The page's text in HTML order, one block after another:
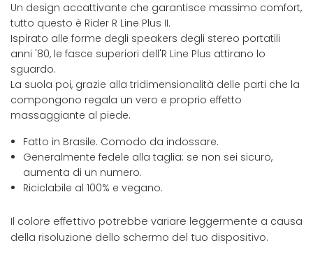
Un design accattivante che garantisce massimo comfort,
tutto questo è Rider R Line Plus II.
Ispirato alle forme degli speakers degli stereo portatili
anni '80, le fasce superiori dell'R Line Plus attirano lo
sguardo.
La suola poi, grazie alla tridimensionalità delle parti che la
compongono regala un vero e proprio effetto
massaggiante al piede.
Fatto in Brasile. Comodo da indossare.
Generalmente fedele alla taglia: se non sei sicuro,
aumenta di un numero.
Riciclabile al 100% e vegano.
Il colore effettivo potrebbe variare leggermente a causa
della risoluzione dello schermo del tuo dispositivo.